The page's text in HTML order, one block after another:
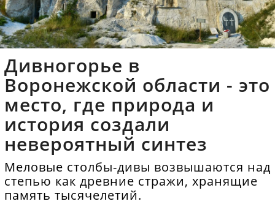
Дивногорье в
Воронежской области - это
место, где природа и
история создали
невероятный синтез
Меловые столбы-дивы возвышаются над
степью как древние стражи, хранящие
память тысячелетий.